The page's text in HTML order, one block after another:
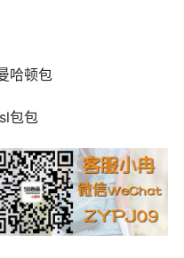
哈顿包
包包